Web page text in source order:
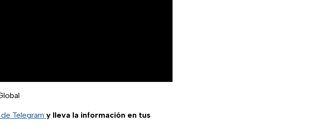
Telegram y lleva la información en tus